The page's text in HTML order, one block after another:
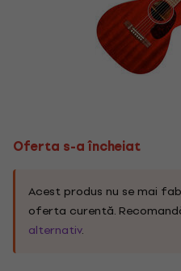
Oferta s-a încheiat
Acest produs nu se mai
oferta curentă.
alternativ.